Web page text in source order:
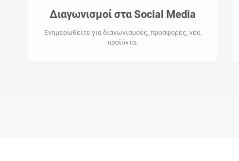
Διαγωνισμοί στα Social Media
Ενημερωθείτε για διαγωνισμούς, προσφορές, νέα
προϊόντα.